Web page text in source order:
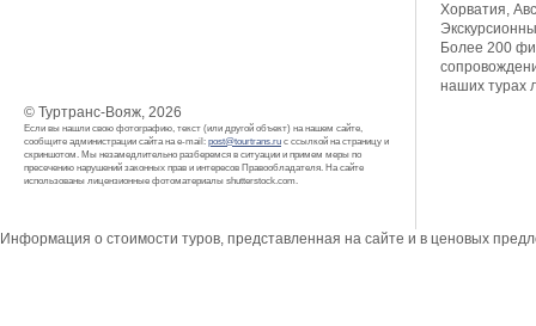
© Туртранс-Вояж, 2026
Если вы нашли свою фотографию, текст (или другой объект) на нашем сайте,
сообщите администрации сайта на e-mail: post@tourtrans.ru с ссылкой на страницу и
скриншотом. Мы незамедлительно разберемся в ситуации и примем меры по
пресечению нарушений законных прав и интересов Правообладателя. На сайте
использованы лицензионные фотоматериалы shutterstock.com.
Хорватия,
Более 200
наших турах
Информация о стоимости туров, представленная на сайте и в ценовых